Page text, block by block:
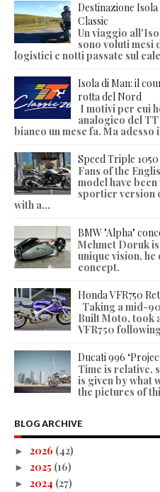
Destinazione
Classic
Un viaggio
sono voluti mesi
logistici e notti passate sul
Isola di Man: il
rotta del Nord
I motivi per cui
analogico del
bianco un mese fa. Ma adesso
Speed Triple
Fans of the
model have
sportier version
with a...
BMW "Alpha"
Mehmet Doruk
unique vision, he
concept.
Honda VFR750
Taking a mid-
Built Moto, took
VFR750
Ducati 996
Time is relative,
is given by what
the pictures of
BLOG ARCHIVE
► 2026 (42)
► 2025 (16)
► 2024 (27)